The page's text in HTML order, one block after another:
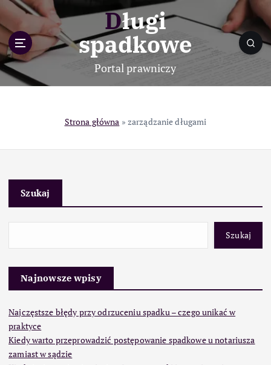
p
o
c
Długi
spadkowe
Portal prawniczy
Strona główna » zarządzanie długami
Szukaj
Szukaj
Najnowsze wpisy
Najczęstsze błędy przy odrzuceniu spadku – czego unikać w
praktyce
Kiedy warto przeprowadzić postępowanie spadkowe u notariusza
zamiast w sądzie